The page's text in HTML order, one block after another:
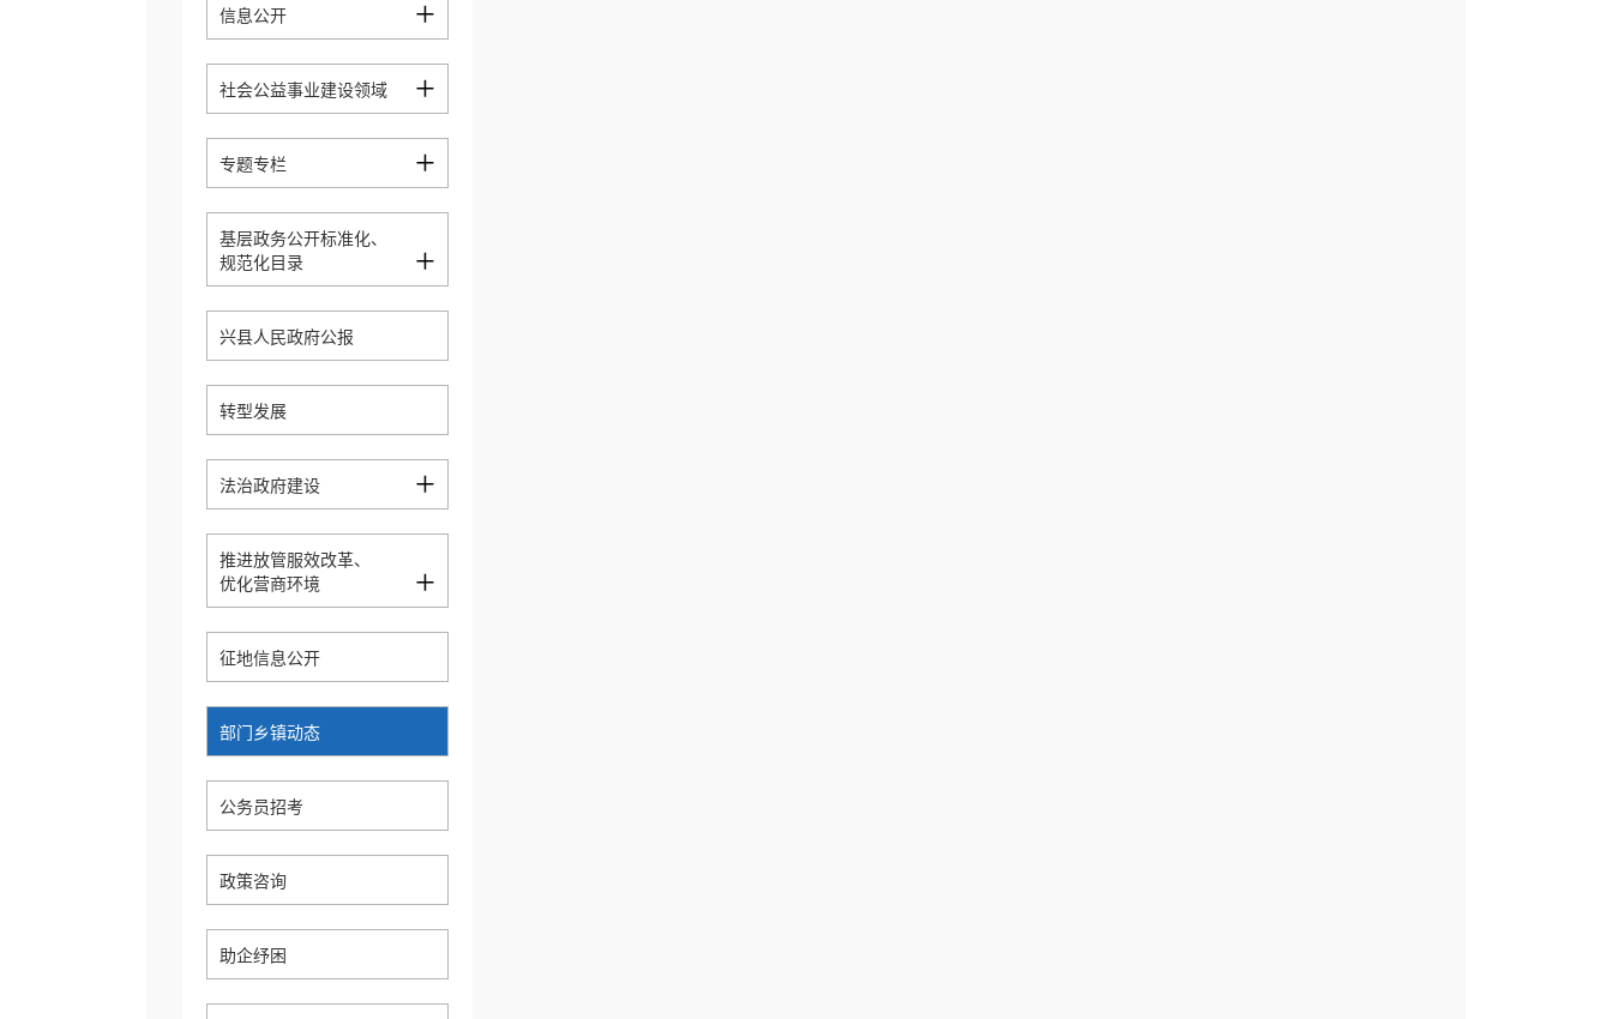
信息公开
+
社会公益事业建设领域 +
专题专栏 +
基层政务公开标准化、
规范化目录
+
兴县人民政府公报
转型发展
法治政府建设 +
推进放管服效改革、
优化营商环境
+
征地信息公开
部门乡镇动态
公务员招考
政策咨询
助企纾困